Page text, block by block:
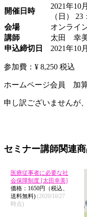
開催日時
2021年10
（日） 23
会場
オンライ
講師
太田 幸
申込締切日
2021年10
参加費：¥ 8,250 税込
ホームページ会員 加算
申し訳ございませんが
セミナー講師関連
医療従事者に必要な社
会保障制度 [太田幸美]
価格：1650円（税込、
送料無料) (2020/10/27
時点)